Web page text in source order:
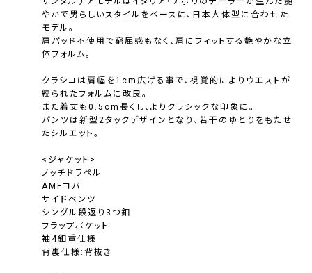
やかで男らしいスタイルをベースに、日本人体型に合わせた
モデル。
肩パッド不使用で窮屈感もなく、肩にフィットする艶やかな立
体フォルム。
クラシコは肩幅を1cm広げる事で、視覚的によりウエストが
絞られたフォルムに改良。
また着丈も0.5cm長くし、よりクラシックな印象に。
パンツは新型2タックデザインとなり、若干のゆとりをもたせ
たシルエット。
<ジャケット>
ノッチドラペル
AMFコバ
サイドベンツ
シングル段返り3つ釦
フラップポケット
袖4釦重仕様
背裏仕様:背抜き